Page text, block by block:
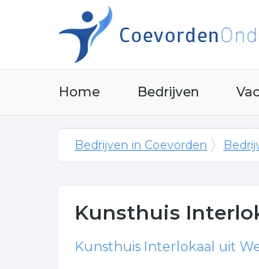
Home Bedrijven
Bedrijven in Coevorden
Kunsthuis
Kunsthuis Interlokaal uit